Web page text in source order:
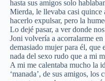
hasta sus amigos solo
Mierda, le llevaba casi quince
hacerlo expulsar, pero la
Lo dejé pasar, a ver donde
Joni volvería a acorralarme
demasiado mujer para él, que
nada del sexo rudo que a mi
A mi me calentaba mucho la
‘manada’, de sus amigos,